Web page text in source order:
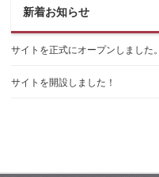
新着お知らせ
サイトを正式にオープンしました。
サイトを開設しました！